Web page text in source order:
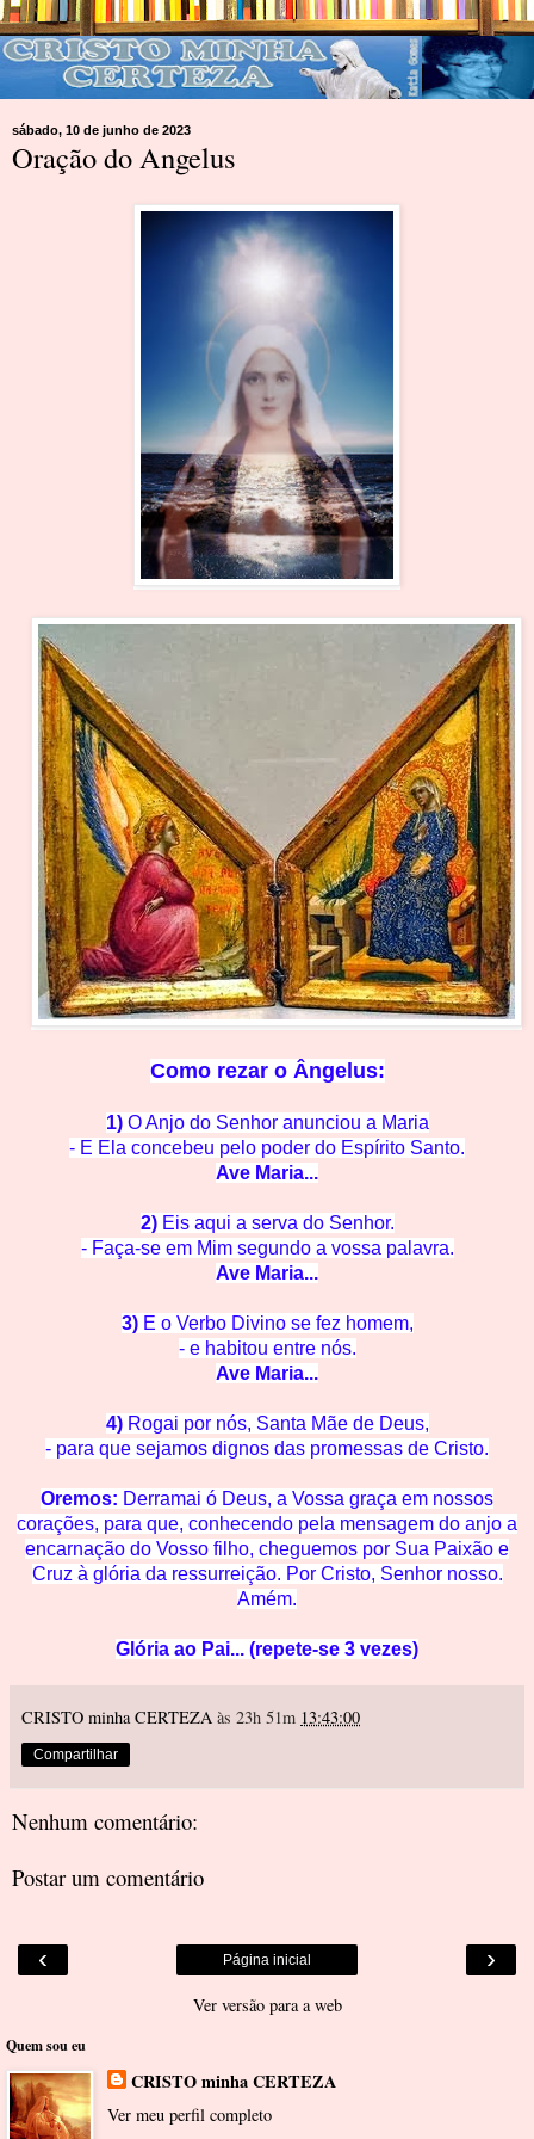
sábado, 10 de junho de 2023
Oração do Angelus
Como rezar o Ângelus:
1)O Anjo do Senhor anunciou a Maria
- E Ela concebeu pelo poder do Espírito Santo.
Ave Maria...
2) Eis aqui a serva do Senhor.
- Faça-se em Mim segundo a vossa palavra.
Ave Maria...
3)E o Verbo Divino se fez homem,
- e habitou entre nós.
Ave Maria...
4)Rogai por nós, Santa Mãe de Deus,
- para que sejamos dignos das promessas de Cristo.
Oremos: Derramai ó Deus, a Vossa graça em nossos
corações, para que, conhecendo pela mensagem do anjo a
encarnação do Vosso filho, cheguemos por Sua Paixão e
Cruz à glória da ressurreição. Por Cristo, Senhor nosso.
Amém.
Glória ao Pai... (repete-se 3 vezes)
CRISTO minha CERTEZA às 23h 51m 13:43:00
Compartilhar
Nenhum comentário:
Postar um comentário
‹ ›
Página inicial
Ver versão para a web
Quem sou eu
CRISTO minha CERTEZA
Ver meu perfil completo